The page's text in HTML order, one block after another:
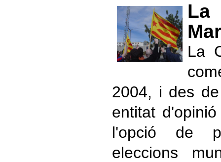
La
2004, i des
entitat
l'opció de
eleccions